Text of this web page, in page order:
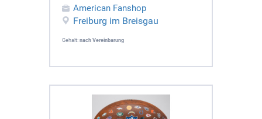
American Fanshop
Freiburg im Breisgau
Gehalt: nach Vereinbarung